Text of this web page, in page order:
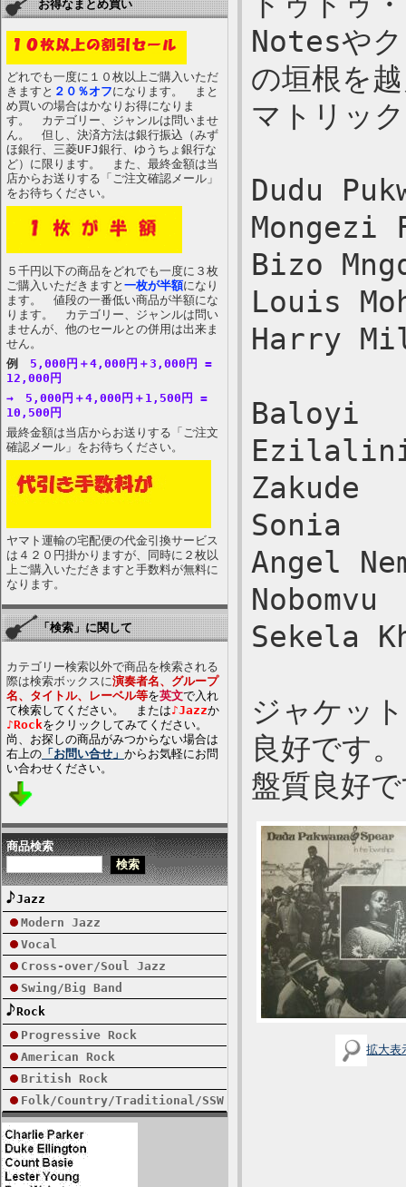
お得なまとめ買い
どれでも一度に１０枚以上ご購入いただ
きますと ２０％オフになります。 まと
め買いの場合はかなりお得になりま
す。 カテゴリー、ジャンルは問いませ
ん。 但し、決済方法は銀行振込（みず
ほ銀行、三菱UFJ銀行、ゆうちょ銀行な
ど）に限ります。 また、最終金額は当
店からお送りする「ご注文確認メール」
をお待ちください。
５千円以下の商品をどれでも一度に３枚
ご購入いただきますと 一枚が半額になり
ます。 値段の一番低い商品が半額にな
ります。 カテゴリー、ジャンルは問い
ませんが、他のセールとの併用は出来ま
せん。
例
5,000円＋4,000円＋3,000円 =
12,000円
→ 5,000円＋4,000円＋1,500円 =
10,500円
最終金額は当店からお送りする「ご注文
確認メール」をお待ちください。
ヤマト運輸の宅配便の代金引換サービス
は４２０円掛かりますが、同時に２枚以
上ご購入いただきますと手数料が無料に
なります。
「検索」に関して
カテゴリー検索以外で商品を検索される
際は検索ボックスに演奏者名、グループ
名、タイトル、レーベル等を英文で入れ
て検索してください。 または♪Jazzか
♪Rockをクリックしてみてください。
尚、お探しの商品がみつからない場合は
右上の 「お問い合せ」 からお気軽にお問
い合わせください。
商品検索
Jazz
Modern Jazz
Vocal
Cross-over/Soul Jazz
Swing/Big Band
Rock
Progressive Rock
American Rock
British Rock
Folk/Country/Traditional/SSW
Notesやク
の垣根を
マトリッ
Dudu
Bizo
Louis
Harry
Baloyi
Zakude
Sonia
Angel
Nobomvu
Sekela
ジャケッ
良好です。
盤質良好
拡大表